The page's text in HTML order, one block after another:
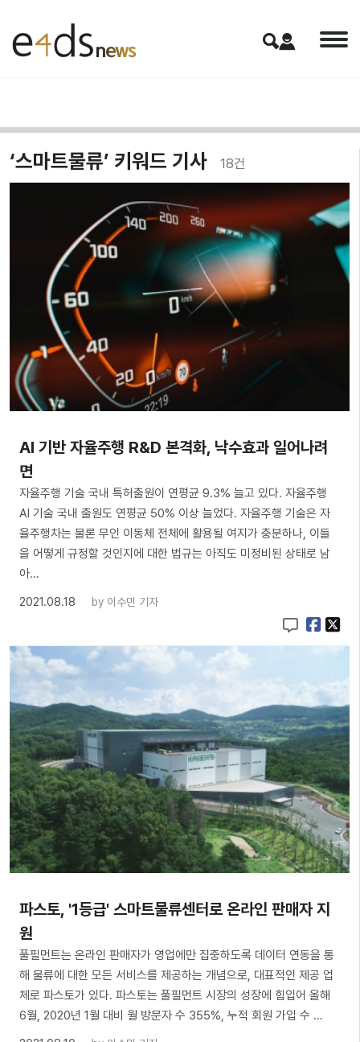
‘스마트물류’ 키워드 기사 18건
AI 기반 자율주행 R&D 본격화, 낙수효과 일어나려
면
자율주행 기술 국내 특허출원이 연평균 9.3% 늘고 있다. 자율주행
AI 기술 국내 출원도 연평균 50% 이상 늘었다. 자율주행 기술은 자
율주행차는 물론 무인 이동체 전체에 활용될 여지가 충분하나, 이들
을 어떻게 규정할 것인지에 대한 법규는 아직도 미정비된 상태로 남
아…
2021.08.18
by 이수민 기자
파스토, '1등급' 스마트물류센터로 온라인 판매자 지
원
풀필먼트는 온라인 판매자가 영업에만 집중하도록 데이터 연동을 통
해 물류에 대한 모든 서비스를 제공하는 개념으로, 대표적인 제공 업
체로 파스토가 있다. 파스토는 풀필먼트 시장의 성장에 힘입어 올해
6월, 2020년 1월 대비 월 방문자 수 355%, 누적 회원 가입 수 …